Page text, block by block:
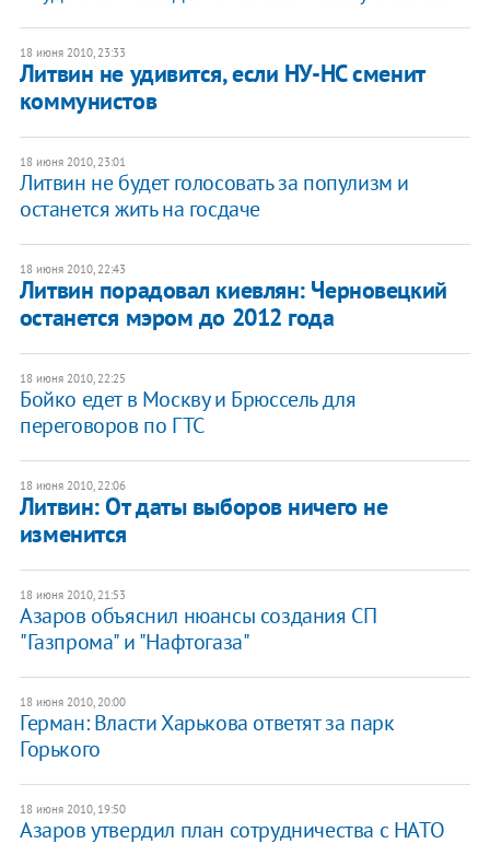
18 июня 2010, 23:33
Литвин не удивится, если НУ-НС сменит
коммунистов
18 июня 2010, 23:01
Литвин не будет голосовать за популизм и
останется жить на госдаче
18 июня 2010, 22:43
Литвин порадовал киевлян: Черновецкий
останется мэром до 2012 года
18 июня 2010, 22:25
Бойко едет в Москву и Брюссель для
переговоров по ГТС
18 июня 2010, 22:06
Литвин: От даты выборов ничего не
изменится
18 июня 2010, 21:53
Азаров объяснил нюансы создания СП
"Газпрома" и "Нафтогаза"
18 июня 2010, 20:00
Герман: Власти Харькова ответят за парк
Горького
18 июня 2010, 19:50
Азаров утвердил план сотрудничества с НАТО